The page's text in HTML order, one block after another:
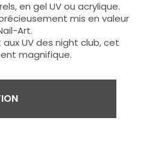
en gel UV ou acrylique.
mis en valeur
Art.
UV des night club, cet
magnifique.